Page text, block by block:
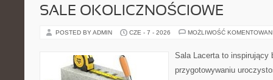
SALE OKOLICZNOŚCIOWE
POSTED BY ADMIN CZE - 7 - 2026 MOŻLIWOŚĆ
Sala Lacerta to inspirujący
przygotowywaniu